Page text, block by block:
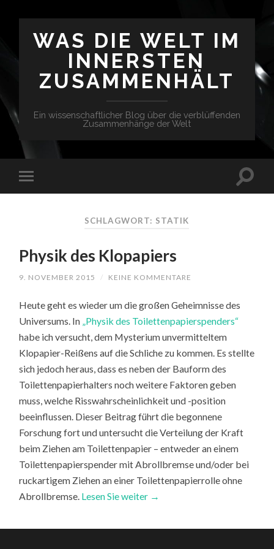
WAS DIE WELT IM
INNERSTEN
ZUSAMMENHÄLT
Ein wissenschaftlicher Blog über die verblüffenden
Zusammenhänge der Welt
SCHLAGWORT: STATIK
Physik des Klopapiers
9. NOVEMBER 2015 / KEINE KOMMENTARE
Heute geht es wieder um die großen Geheimnisse des
Universums. In „Physik des Toilettenpapierspenders“
habe ich versucht, dem Mysterium unvermitteltem
Klopapier-Reißens auf die Schliche zu kommen. Es stellte
sich jedoch heraus, dass es neben der Bauform des
Toilettenpapierhalters noch weitere Faktoren geben
muss, welche Risswahrscheinlichkeit und -position
beeinflussen. Dieser Beitrag führt die begonnene
Forschung fort und untersucht die Verteilung der Kraft
beim Ziehen am Toilettenpapier – entweder an einem
Toilettenpapierspender mit Abrollbremse und/oder bei
ruckartigem Ziehen an einer Toilettenpapierrolle ohne
Abrollbremse. Lesen Sie weiter →